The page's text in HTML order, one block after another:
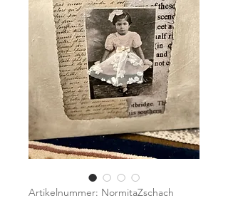
Artikelnummer: NormitaZschach